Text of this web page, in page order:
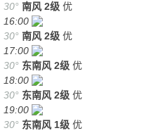
30° 南风 2级 优
16:00
30° 南风 2级 优
17:00
30° 东南风 2级 优
18:00
30° 东南风 2级 优
19:00
30° 东南风 1级 优